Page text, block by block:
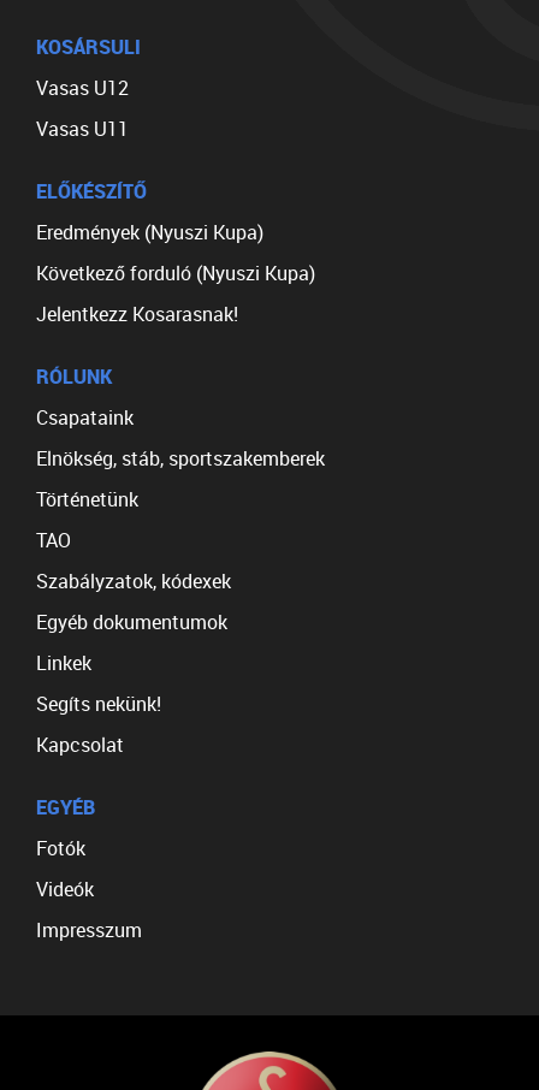
KOSÁRSULI
Vasas U12
Vasas U11
ELŐKÉSZÍTŐ
Eredmények (Nyuszi Kupa)
Következő forduló (Nyuszi Kupa)
Jelentkezz Kosarasnak!
RÓLUNK
Csapataink
Elnökség, stáb, sportszakemberek
Történetünk
TAO
Szabályzatok, kódexek
Egyéb dokumentumok
Linkek
Segíts nekünk!
Kapcsolat
EGYÉB
Fotók
Videók
Impresszum